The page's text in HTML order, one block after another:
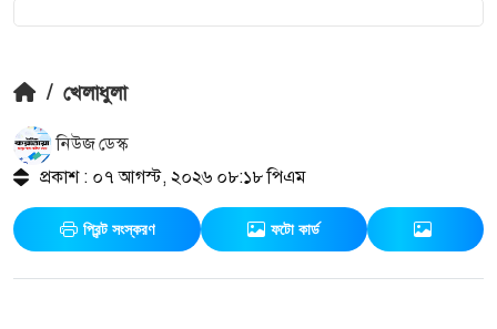
/ খেলাধুলা
নিউজ ডেস্ক
প্রকাশ : ০৭ আগস্ট, ২০২৬ ০৮:১৮ পিএম
প্রিন্ট সংস্করণ ফটো কার্ড